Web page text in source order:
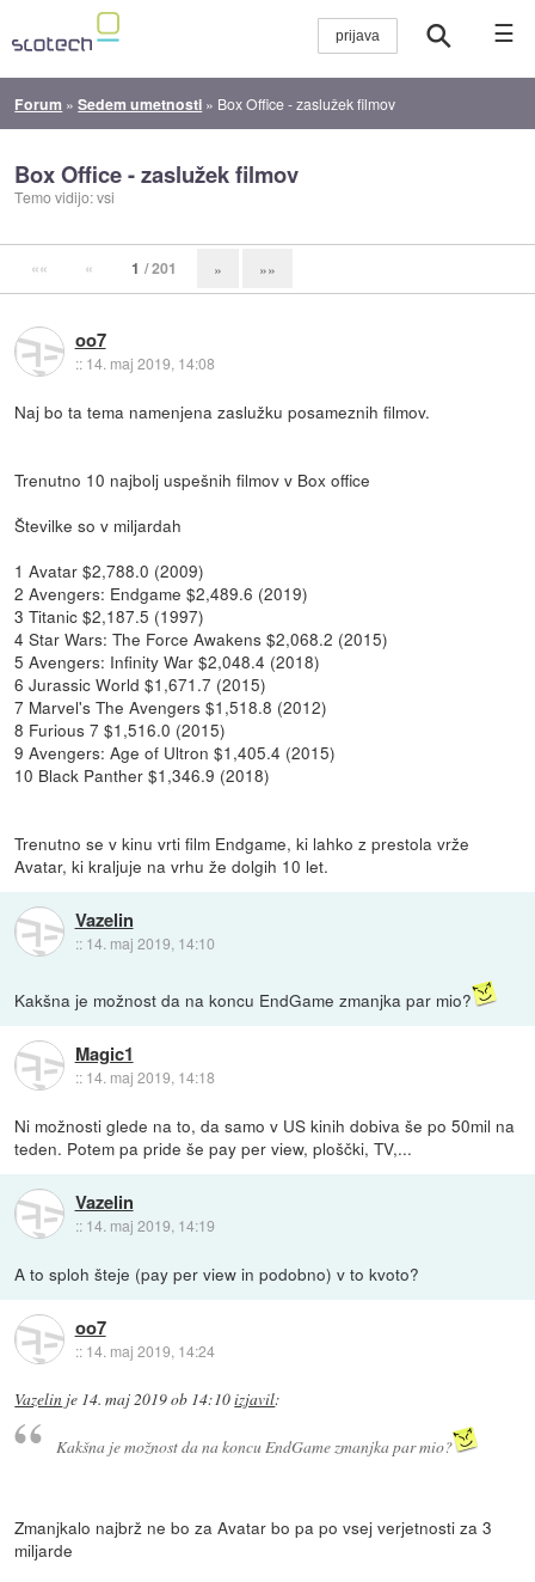
☰
Forum »Sedem umetnosti » Box Office - zaslužek filmov
Box Office - zaslužek filmov
Temo vidijo: vsi
«« « 1 / 201 » »»
oo7
:: 14. maj 2019, 14:08
Naj bo ta tema namenjena zaslužku posameznih filmov.
Trenutno 10 najbolj uspešnih filmov v Box office
Številke so v miljardah
1 Avatar $2,788.0 (2009)
2 Avengers: Endgame $2,489.6 (2019)
3 Titanic $2,187.5 (1997)
4 Star Wars: The Force Awakens $2,068.2 (2015)
5 Avengers: Infinity War $2,048.4 (2018)
6 Jurassic World $1,671.7 (2015)
7 Marvel's The Avengers $1,518.8 (2012)
8 Furious 7 $1,516.0 (2015)
9 Avengers: Age of Ultron $1,405.4 (2015)
10 Black Panther $1,346.9 (2018)
Trenutno se v kinu vrti film Endgame, ki lahko z prestola vrže
Avatar, ki kraljuje na vrhu že dolgih 10 let.
Vazelin
:: 14. maj 2019, 14:10
Kakšna je možnost da na koncu EndGame zmanjka par mio?
Magic1
:: 14. maj 2019, 14:18
Ni možnosti glede na to, da samo v US kinih dobiva še po 50mil na
teden. Potem pa pride še pay per view, ploščki, TV,...
Vazelin
:: 14. maj 2019, 14:19
A to sploh šteje (pay per view in podobno) v to kvoto?
oo7
:: 14. maj 2019, 14:24
Vazelin je 14. maj 2019 ob 14:10izjavil:
Kakšna je možnost da na koncu EndGame zmanjka par mio?
Zmanjkalo najbrž ne bo za Avatar bo pa po vsej verjetnosti za 3
miljarde